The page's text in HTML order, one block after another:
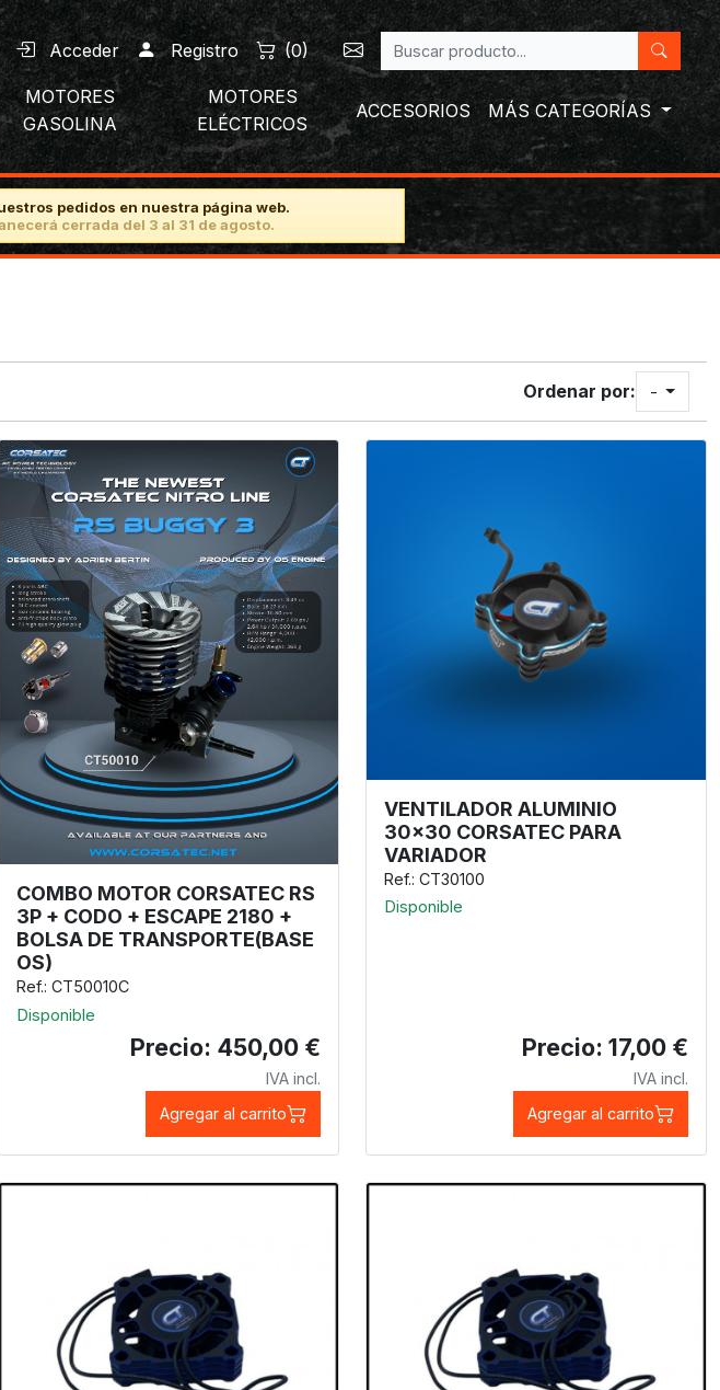
Acceder Registro (0)
MOTORES
GASOLINA
MOTORES
ELÉCTRICOS
ACCESORIOS MÁS CATEGORÍAS
pedidos en nuestra página web.
cerrada del 3 al 31 de agosto.
Ordenar por: -
COMBO MOTOR CORSATEC RS
3P + CODO + ESCAPE 2180 +
BOLSA DE TRANSPORTE(BASE
OS)
Ref.: CT50010C
Disponible
Precio: 450,00 €
IVA incl.
Agregar al carrito
VENTILADOR ALUMINIO
30x30 CORSATEC PARA
VARIADOR
Ref.: CT30100
Disponible
Precio: 17,00 €
IVA incl.
Agregar al carrito